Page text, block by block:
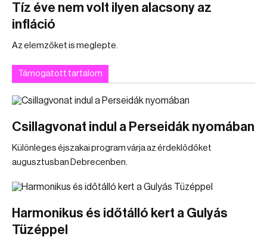
Tíz éve nem volt ilyen alacsony az
infláció
Az elemzőket is meglepte.
Támogatott tartalom
Csillagvonat indul a Perseidák nyomában
Különleges éjszakai program várja az érdeklődőket
augusztusban Debrecenben.
Harmonikus és időtálló kert a Gulyás
Tüzéppel